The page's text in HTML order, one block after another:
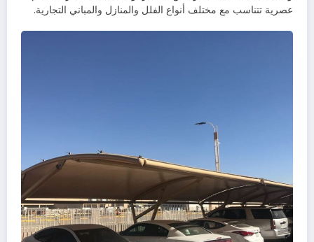
عصرية تتناسب مع مختلف أنواع الفلل والمنازل والمباني التجارية.